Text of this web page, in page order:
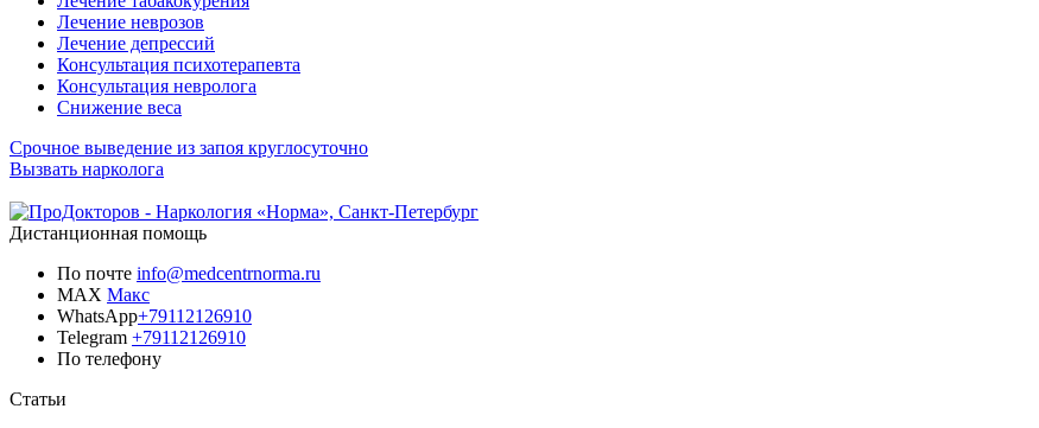
Лечение неврозов
Лечение депрессий
Консультация психотерапевта
Консультация невролога
Снижение веса
Срочное выведение из запоя круглосуточно
Вызвать нарколога
Дистанционная помощь
По почте info@medcentrnorma.ru
MAX Макс
WhatsApp+79112126910
Telegram +79112126910
По телефону
Статьи